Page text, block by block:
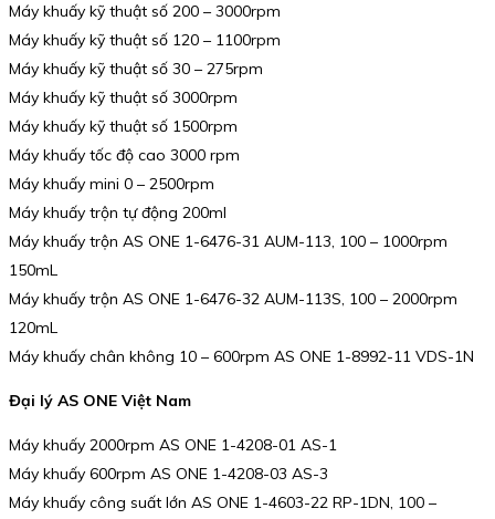
Máy khuấy kỹ thuật số 200 – 3000rpm
Máy khuấy kỹ thuật số 120 – 1100rpm
Máy khuấy kỹ thuật số 30 – 275rpm
Máy khuấy kỹ thuật số 3000rpm
Máy khuấy kỹ thuật số 1500rpm
Máy khuấy tốc độ cao 3000 rpm
Máy khuấy mini 0 – 2500rpm
Máy khuấy trộn tự động 200ml
Máy khuấy trộn AS ONE 1-6476-31 AUM-113, 100 – 1000rpm
150mL
Máy khuấy trộn AS ONE 1-6476-32 AUM-113S, 100 – 2000rpm
120mL
Máy khuấy chân không 10 – 600rpm AS ONE 1-8992-11 VDS-1N
Đại lý AS ONE Việt Nam
Máy khuấy 2000rpm AS ONE 1-4208-01 AS-1
Máy khuấy 600rpm AS ONE 1-4208-03 AS-3
Máy khuấy công suất lớn AS ONE 1-4603-22 RP-1DN, 100 –